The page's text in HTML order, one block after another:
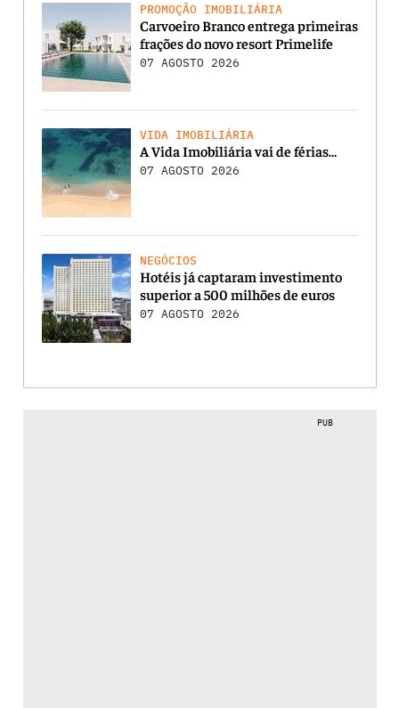
PROMOÇÃO IMOBILIÁRIA
Carvoeiro Branco entrega primeiras
frações do novo resort Primelife
07 AGOSTO 2026
VIDA IMOBILIÁRIA
A Vida Imobiliária vai de férias…
07 AGOSTO 2026
NEGÓCIOS
Hotéis já captaram investimento
superior a 500 milhões de euros
07 AGOSTO 2026
PUB